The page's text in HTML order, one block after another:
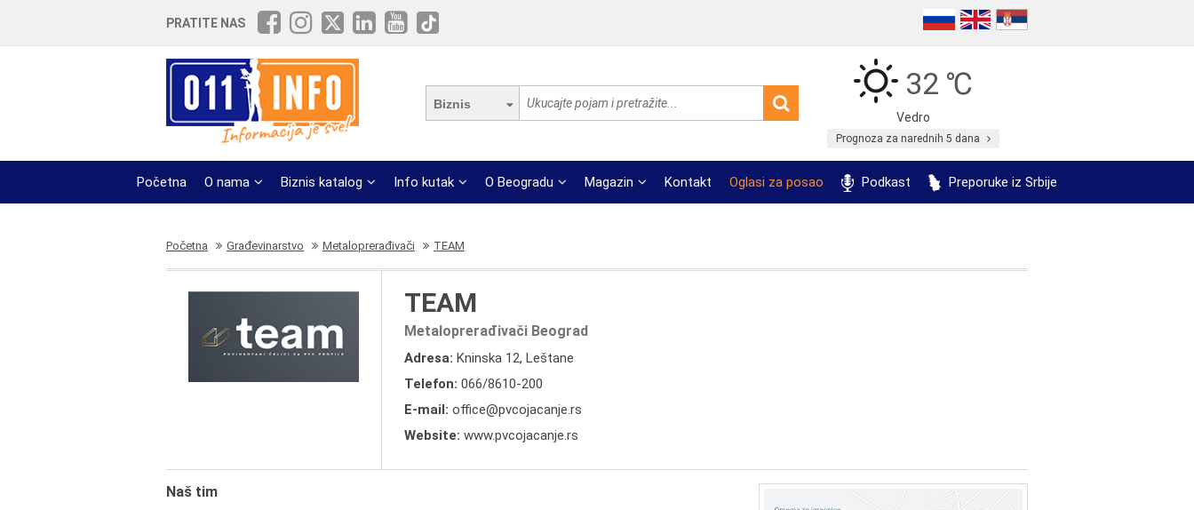
PRATITE NAS
Biznis
32 ℃
Vedro
Prognoza za narednih 5 dana
Početna O nama Biznis katalog Info kutak O Beogradu Magazin Kontakt Oglasi za posao Podkast Preporuke iz Srbije
Početna Građevinarstvo Metaloprerađivači TEAM
TEAM
Metaloprerađivači Beograd
Adresa: Kninska 12, Leštane
Telefon: 066/8610-200
E-mail: office@pvcojacanje.rs
Website: www.pvcojacanje.rs
Naš tim